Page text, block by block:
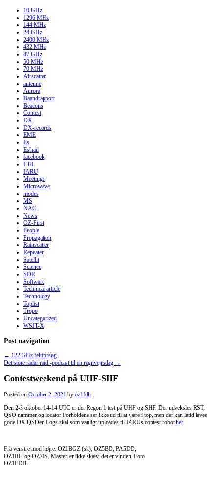
10 GHz
1296 MHz
144 MHz
24 GHz
2400 MHz
432 MHz
47 GHz
50 MHz
70 MHz
Airscatter
antenne
Aurora
Baandrapport
Beacons
Contest
DX
DX-records
EME
Es
Es'hail
facebook
FT8
IARU
Meetings
Microwave
modes
MS
NAC
News
OZ-First
People
Propagation
Rainscatter
Repeater
Satellit
Science
SDR
Software
Technical article
Technology
Toplist
Tropo
Uncategorized
WSJT-X
Post navigation
← 122 GHz feltforsøg
Det store radar raid -podcast til en regnvejrsdag →
Contestweekend på UHF-SHF
Posted on October 2, 2021 by oz1fdh
Den 2-3 oktober 14-14 UTC er der Regon 1 test på UHF og SHF. Der udveksles RST,
QSO nummer og locator Forholdene ser ikke ud til at være i top, men der kan latid laves
gode DX QSOer. Logs skal som vanligt uploades til IARUs contest robother.
Fra venstre mod højre. OZ1BGZ (sk), OZ5BD, PA5DD,
OZ1RH og OZ7IS. Masten er ikke skæv, det er vinden. Foto
OZ1FDH.